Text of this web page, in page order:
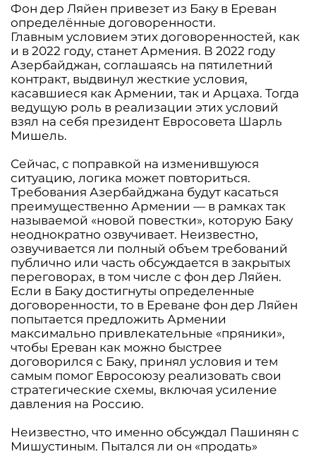
Фон дер Ляйен привезет из Баку в Ереван
определённые договоренности.
Главным условием этих договоренностей, как
и в 2022 году, станет Армения. В 2022 году
Азербайджан, соглашаясь на пятилетний
контракт, выдвинул жесткие условия,
касавшиеся как Армении, так и Арцаха. Тогда
ведущую роль в реализации этих условий
взял на себя президент Евросовета Шарль
Мишель.
Сейчас, с поправкой на изменившуюся
ситуацию, логика может повториться.
Требования Азербайджана будут касаться
преимущественно Армении — в рамках так
называемой «новой повестки», которую Баку
неоднократно озвучивает. Неизвестно,
озвучивается ли полный объем требований
публично или часть обсуждается в закрытых
переговорах, в том числе с фон дер Ляйен.
Если в Баку достигнуты определенные
договоренности, то в Ереване фон дер Ляйен
попытается предложить Армении
максимально привлекательные «пряники»,
чтобы Ереван как можно быстрее
договорился с Баку, принял условия и тем
самым помог Евросоюзу реализовать свои
стратегические схемы, включая усиление
давления на Россию.
Неизвестно, что именно обсуждал Пашинян с
Мишустиным. Пытался ли он «продать»